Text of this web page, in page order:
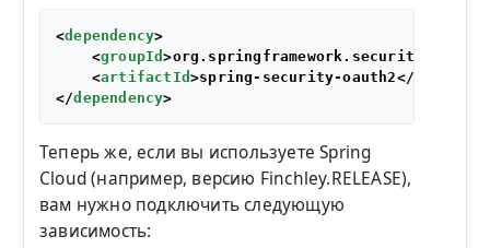
<dependency>
<groupId>org.springframework.security.oauth
<artifactId>spring-security-oauth2</
</dependency>
Теперь же, если вы используете Spring
Cloud (например, версию Finchley.RELEASE),
вам нужно подключить следующую
зависимость: